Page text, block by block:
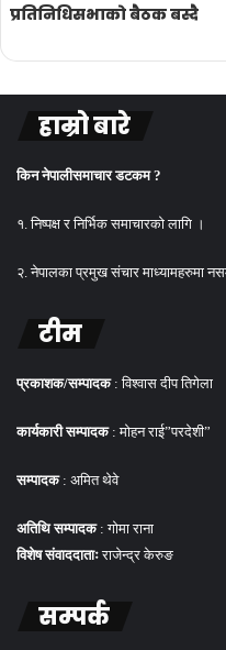
प्रतिनिधिसभाको बैठक बस्दै
हाम्रो बारे
किन नेपालीसमाचार डटकम ?
१. निष्पक्ष र निर्भिक समाचारको लागि ।
२. नेपालका प्रमुख संचार माध्यामहरुमा
टीम
प्रकाशक/सम्पादक : विश्वास दीप तिगेला
कार्यकारी सम्पादक: मोहन राई”परदेशी”
सम्पादक: अमित थेवे
अतिथि सम्पादक: गोमा राना
विशेष संवाददाताःराजेन्द्र केरुङ
सम्पर्क